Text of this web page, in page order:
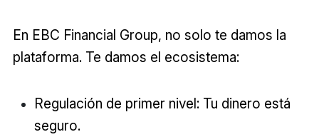
En EBC Financial Group, no solo te damos la
plataforma. Te damos el ecosistema:
Regulación de primer nivel: Tu dinero está
seguro.